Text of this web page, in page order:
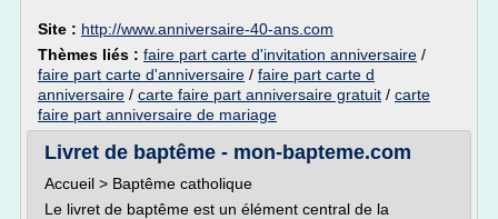
Site : http://www.anniversaire-40-ans.com
Thèmes liés : faire part carte d'invitation anniversaire /
faire part carte d'anniversaire / faire part carte d
anniversaire / carte faire part anniversaire gratuit / carte
faire part anniversaire de mariage
Livret de baptême - mon-bapteme.com
Accueil > Baptême catholique
Le livret de baptême est un élément central de la